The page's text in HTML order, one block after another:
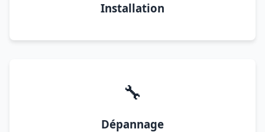
Installation
🔧
Dépannage